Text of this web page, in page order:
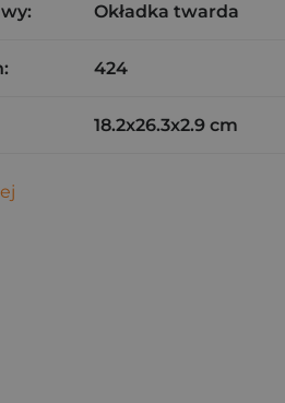
Okładka twarda
424
18.2x26.3x2.9 cm